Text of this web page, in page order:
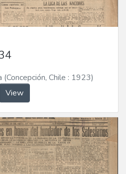
(Concepción, Chile : 1923)
View